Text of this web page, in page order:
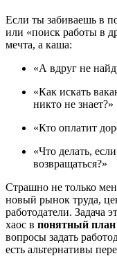
Если ты забиваешь в
или «поиск работы в
мечта, а каша:
«А вдруг не
«Как искать
никто не знает?»
«Кто оплатит
«Что делать,
возвращаться?»
Страшно не только
новый рынок труда,
работодатели. Задача
хаос в понятный план
вопросы задать
есть альтернативы